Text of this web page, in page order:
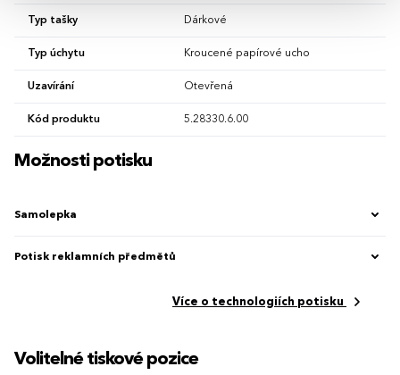
Typ tašky Dárkové
Typ úchytu Kroucené papírové ucho
Uzavírání Otevřená
Kód produktu 5.28330.6.00
Možnosti potisku
Samolepka
Potisk reklamních předmětů
Více o technologiích potisku
Volitelné tiskové pozice